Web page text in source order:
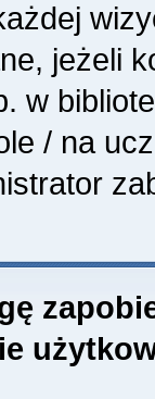
jeżeli
w
/ na